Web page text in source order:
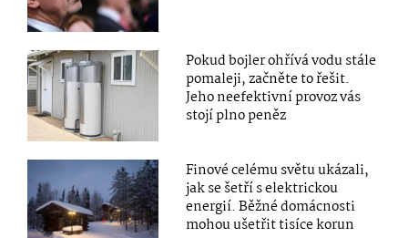
Pokud bojler ohřívá vodu stále
pomaleji, začněte to řešit.
Jeho neefektivní provoz vás
stojí plno peněz
Finové celému světu ukázali,
jak se šetří s elektrickou
energií. Běžné domácnosti
mohou ušetřit tisíce korun